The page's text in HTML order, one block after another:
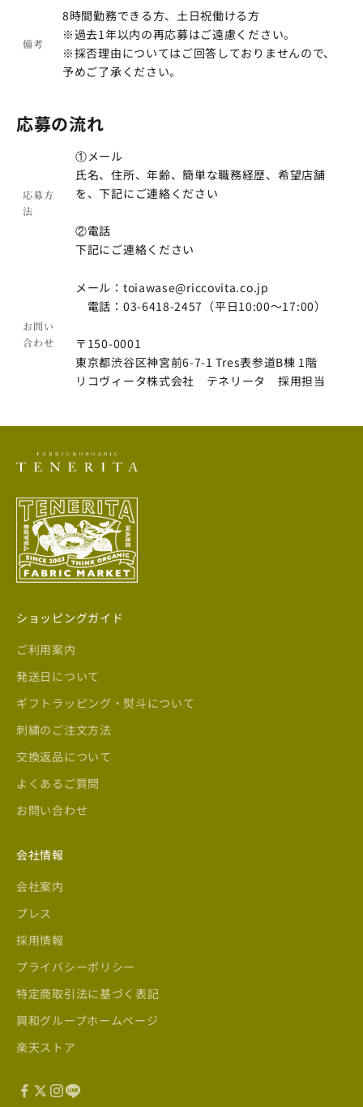
備考
8時間勤務できる方、土日祝働ける方
※過去1年以内の再応募はご遠慮ください。
※採否理由についてはご回答しておりませんので、
予めご了承ください。
応募の流れ
応募方
法
①メール
氏名、住所、年齢、簡単な職務経歴、希望店舗
を、下記にご連絡ください
②電話
下記にご連絡ください
お問い
合わせ
メール： toiawase@riccovita.co.jp
電話：03-6418-2457（平日10:00～17:00）
〒150-0001
東京都渋谷区神宮前6-7-1 Tres表参道B棟 1階
リコヴィータ株式会社 テネリータ 採用担当
ショッピングガイド
ご利用案内
発送日について
ギフトラッピング・熨斗について
刺繍のご注文方法
交換返品について
よくあるご質問
お問い合わせ
会社情報
会社案内
プレス
採用情報
プライバシーポリシー
特定商取引法に基づく表記
興和グループホームページ
楽天ストア